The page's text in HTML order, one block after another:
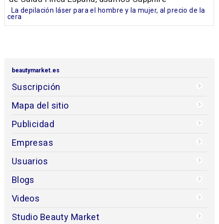
La depilación láser para el hombre y la mujer, al precio de la
cera
beautymarket.es
Suscripción
Mapa del sitio
Publicidad
Empresas
Usuarios
Blogs
Videos
Studio Beauty Market